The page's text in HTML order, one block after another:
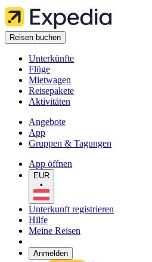
Reisen buchen
Unterkünfte
Flüge
Mietwagen
Reisepakete
Aktivitäten
Angebote
App
Gruppen & Tagungen
App öffnen
EUR
•
Unterkunft registrieren
Hilfe
Meine Reisen
Anmelden